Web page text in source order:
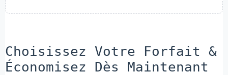
Choisissez Votre Forfait &
Économisez Dès Maintenant